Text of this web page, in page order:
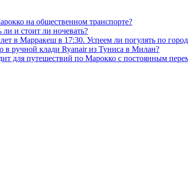
на общественном транспорте?
и стоит ли ночевать?
в Марракеш в 17:30. Успеем ли погулять по
в ручной клади Ryanair из Туниса в Милан?
для путешествий по Марокко с постоянным